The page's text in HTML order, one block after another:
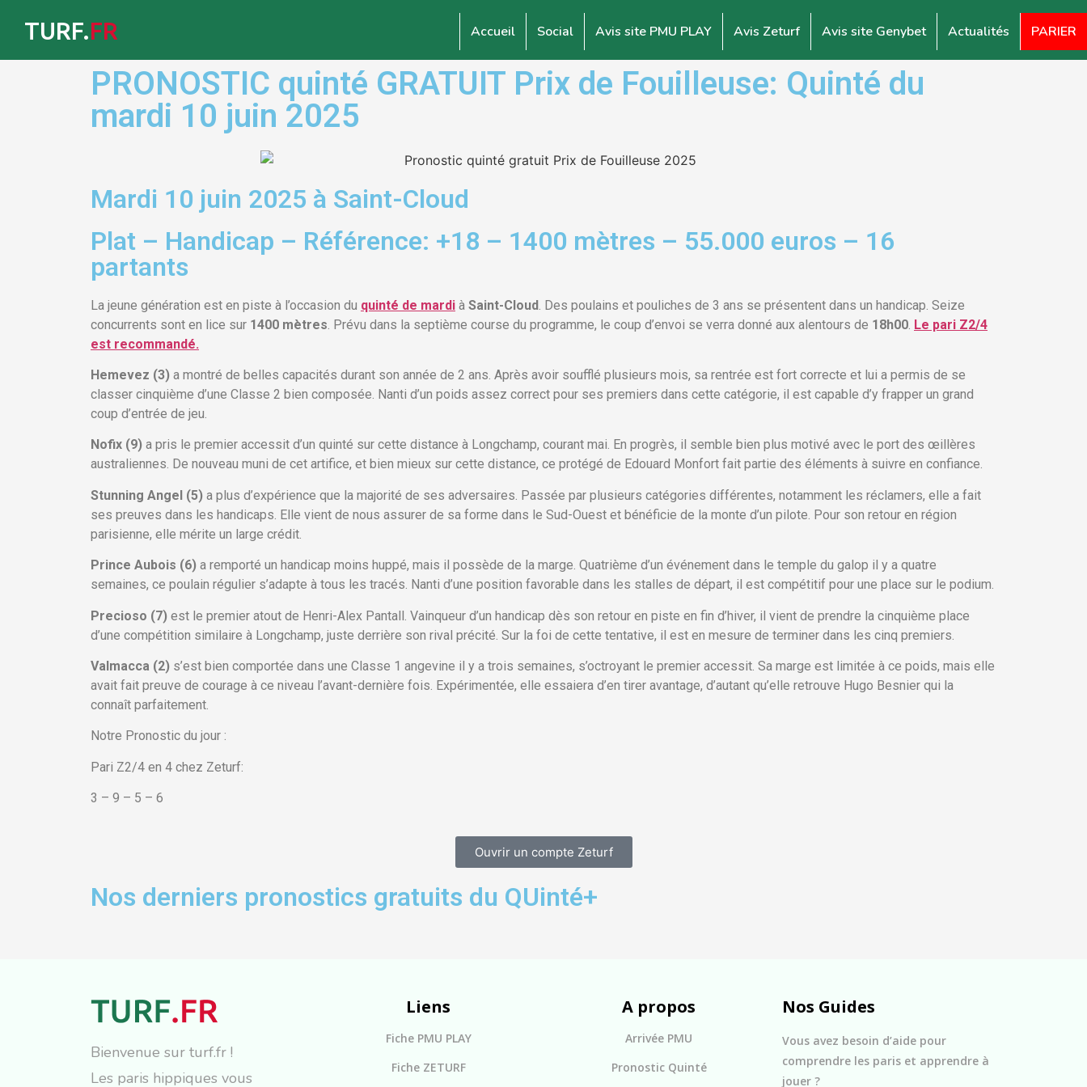
TURF.FR Accueil Social Avis site PMU PLAY Avis Zeturf Avis site Genybet Actualités PARIER
PRONOSTIC quinté GRATUIT Prix de Fouilleuse: Quinté du
mardi 10 juin 2025
Mardi 10 juin 2025 à Saint-Cloud
Plat – Handicap – Référence: +18 – 1400 mètres – 55.000 euros – 16
partants
La jeune génération est en piste à l’occasion du quinté de mardi à Saint-Cloud . Des poulains et pouliches de 3 ans se présentent dans un handicap. Seize
concurrents sont en lice sur 1400 mètres . Prévu dans la septième course du programme, le coup d’envoi se verra donné aux alentours de 18h00 Le pari Z2/4
est recommandé.
Hemevez (3) a montré de belles capacités durant son année de 2 ans. Après avoir soufflé plusieurs mois, sa rentrée est fort correcte et lui a permis de se
classer cinquième d’une Classe 2 bien composée. Nanti d’un poids assez correct pour ses premiers dans cette catégorie, il est capable d’y frapper un grand
coup d’entrée de jeu.
Nofix (9) a pris le premier accessit d’un quinté sur cette distance à Longchamp, courant mai. En progrès, il semble bien plus motivé avec le port des œillères
australiennes. De nouveau muni de cet artifice, et bien mieux sur cette distance, ce protégé de Edouard Monfort fait partie des éléments à suivre en confiance.
Stunning Angel (5) a plus d’expérience que la majorité de ses adversaires. Passée par plusieurs catégories différentes, notamment les réclamers, elle a fait
ses preuves dans les handicaps. Elle vient de nous assurer de sa forme dans le Sud-Ouest et bénéficie de la monte d’un pilote. Pour son retour en région
parisienne, elle mérite un large crédit.
Prince Aubois (6) a remporté un handicap moins huppé, mais il possède de la marge. Quatrième d’un événement dans le temple du galop il y a quatre
semaines, ce poulain régulier s’adapte à tous les tracés. Nanti d’une position favorable dans les stalles de départ, il est compétitif pour une place sur le podium.
Precioso (7) est le premier atout de Henri-Alex Pantall. Vainqueur d’un handicap dès son retour en piste en fin d’hiver, il vient de prendre la cinquième place
d’une compétition similaire à Longchamp, juste derrière son rival précité. Sur la foi de cette tentative, il est en mesure de terminer dans les cinq premiers.
Valmacca (2) s’est bien comportée dans une Classe 1 angevine il y a trois semaines, s’octroyant le premier accessit. Sa marge est limitée à ce poids, mais elle
avait fait preuve de courage à ce niveau l’avant-dernière fois. Expérimentée, elle essaiera d’en tirer avantage, d’autant qu’elle retrouve Hugo Besnier qui la
connaît parfaitement.
Notre Pronostic du jour :
Pari Z2/4 en 4 chez Zeturf:
3 – 9 – 5 – 6
Ouvrir un compte Zeturf
Nos derniers pronostics gratuits du QUinté+
Bienvenue sur turf.fr !
Les paris hippiques vous
Liens
Fiche PMU PLAY
Fiche ZETURF
A propos
Arrivée PMU
Pronostic Quinté
Nos Guides
Vous avez besoin d’aide pour
comprendre les paris et apprendre à
jouer ?